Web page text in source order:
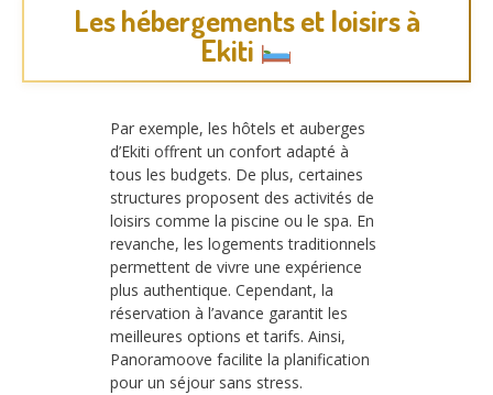
Les hébergements et loisirs à
Ekiti
Par exemple, les hôtels et auberges
d’Ekiti offrent un confort adapté à
tous les budgets. De plus, certaines
structures proposent des activités de
loisirs comme la piscine ou le spa. En
revanche, les logements traditionnels
permettent de vivre une expérience
plus authentique. Cependant, la
réservation à l’avance garantit les
meilleures options et tarifs. Ainsi,
Panoramoove facilite la planification
pour un séjour sans stress.